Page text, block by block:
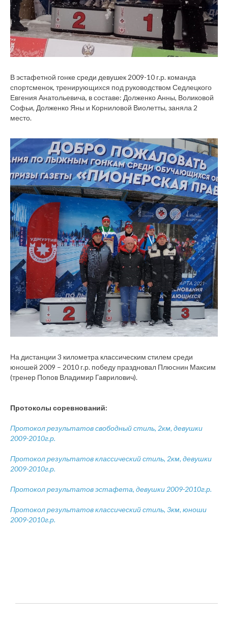
В эстафетной гонке среди девушек 2009-10 г.р. команда
спортсменок, тренирующихся под руководством Седлецкого
Евгения Анатольевича, в составе: Долженко Анны, Воликовой
Софьи, Долженко Яны и Корниловой Виолетты, заняла 2
место.
На дистанции 3 километра классическим стилем среди
юношей 2009 – 2010 г.р. победу праздновал Плюснин Максим
(тренер Попов Владимир Гаврилович).
Протоколы соревнований:
Протокол результатов свободный стиль, 2км, девушки
2009-2010г.р.
Протокол результатов классический стиль, 2км, девушки
2009-2010г.р.
Протокол результатов эстафета, девушки 2009-2010г.р.
Протокол результатов классический стиль, 3км, юноши
2009-2010г.р.